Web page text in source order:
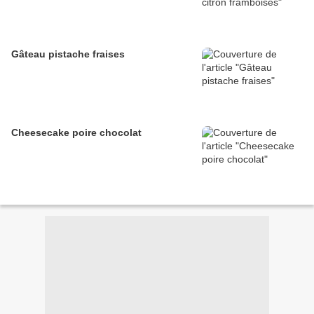
Gâteau pistache fraises
Cheesecake poire chocolat